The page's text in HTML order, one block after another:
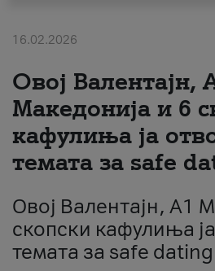
#ПодобарОнлајн
16.02.2026
Овој Валентајн,
Македонија и 6
кафулиња ја
темата за safe
Овој Валентајн, A1
скопски кафулиња
темата за safe dating